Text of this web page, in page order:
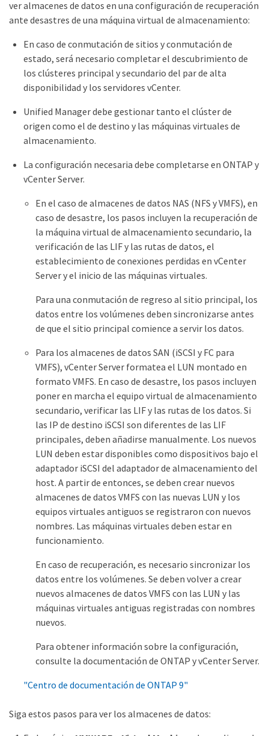
ver almacenes de datos en una configuración de recuperación
ante desastres de una máquina virtual de almacenamiento:
En caso de conmutación de sitios y conmutación de
estado, será necesario completar el descubrimiento de
los clústeres principal y secundario del par de alta
disponibilidad y los servidores vCenter.
Unified Manager debe gestionar tanto el clúster de
origen como el de destino y las máquinas virtuales de
almacenamiento.
La configuración necesaria debe completarse en ONTAP y
vCenter Server.
En el caso de almacenes de datos NAS (NFS y VMFS), en
caso de desastre, los pasos incluyen la recuperación de
la máquina virtual de almacenamiento secundario, la
verificación de las LIF y las rutas de datos, el
establecimiento de conexiones perdidas en vCenter
Server y el inicio de las máquinas virtuales.
Para una conmutación de regreso al sitio principal, los
datos entre los volúmenes deben sincronizarse antes
de que el sitio principal comience a servir los datos.
Para los almacenes de datos SAN (iSCSI y FC para
VMFS), vCenter Server formatea el LUN montado en
formato VMFS. En caso de desastre, los pasos incluyen
poner en marcha el equipo virtual de almacenamiento
secundario, verificar las LIF y las rutas de los datos. Si
las IP de destino iSCSI son diferentes de las LIF
principales, deben añadirse manualmente. Los nuevos
LUN deben estar disponibles como dispositivos bajo el
adaptador iSCSI del adaptador de almacenamiento del
host. A partir de entonces, se deben crear nuevos
almacenes de datos VMFS con las nuevas LUN y los
equipos virtuales antiguos se registraron con nuevos
nombres. Las máquinas virtuales deben estar en
funcionamiento.
En caso de recuperación, es necesario sincronizar los
datos entre los volúmenes. Se deben volver a crear
nuevos almacenes de datos VMFS con las LUN y las
máquinas virtuales antiguas registradas con nombres
nuevos.
Para obtener información sobre la configuración,
consulte la documentación de ONTAP y vCenter Server.
"Centro de documentación de ONTAP 9"
Siga estos pasos para ver los almacenes de datos: